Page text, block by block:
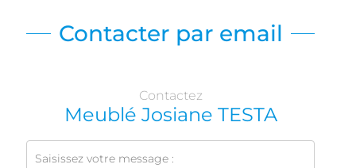
Contacter par email
Contactez
Meublé Josiane TESTA